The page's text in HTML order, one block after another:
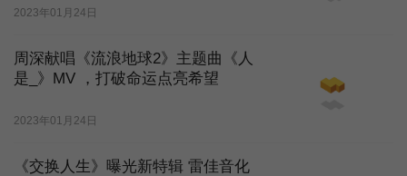
2023年01月24日
周深献唱《流浪地球2》主题曲《人
是_》MV ，打破命运点亮希望
2023年01月24日
《交换人生》曝光新特辑 雷佳音化